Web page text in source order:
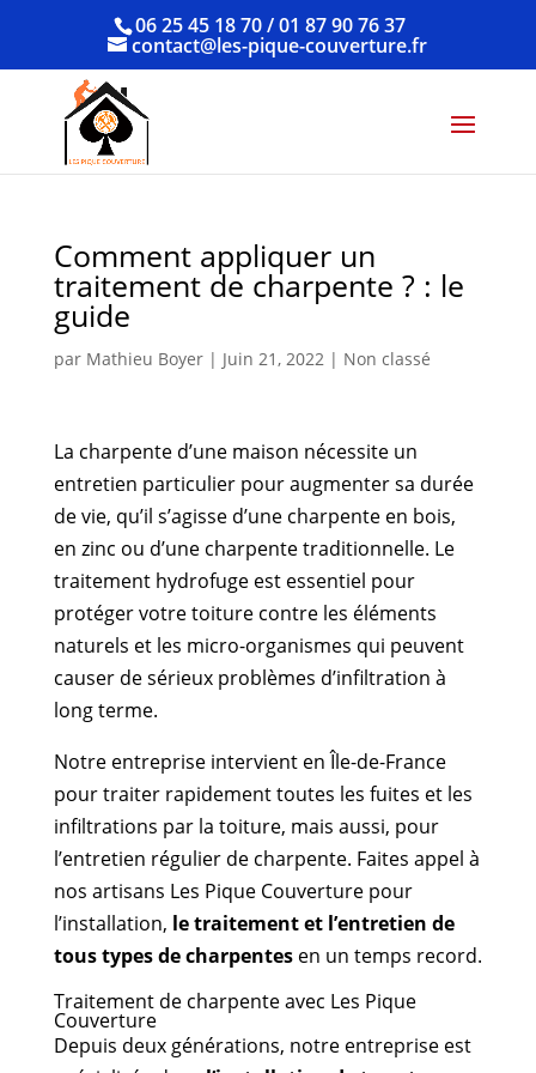
06 25 45 18 70 / 01 87 90 76 37
contact@les-pique-couverture.fr
Comment appliquer un
traitement de charpente ? : le
guide
par Mathieu Boyer| Juin 21, 2022| Non classé
La charpente d’une maison nécessite un
entretien particulier pour augmenter sa durée
de vie, qu’il s’agisse d’une charpente en bois,
en zinc ou d’une charpente traditionnelle. Le
traitement hydrofuge est essentiel pour
protéger votre toiture contre les éléments
naturels et les micro-organismes qui peuvent
causer de sérieux problèmes d’infiltration à
long terme.
Notre entreprise intervient en Île-de-France
pour traiter rapidement toutes les fuites et les
infiltrations par la toiture, mais aussi, pour
l’entretien régulier de charpente. Faites appel à
nos artisans Les Pique Couverture pour
l’installation, le traitement et l’entretien de
tous types de charpentesen un temps record.
Traitement de charpente avec Les Pique
Couverture
Depuis deux générations, notre entreprise est